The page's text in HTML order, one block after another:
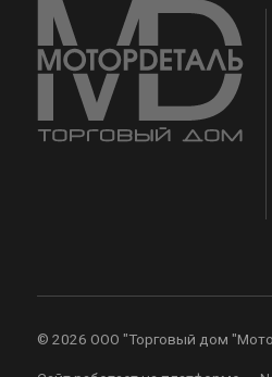
© 2026 ООО "Торговый дом